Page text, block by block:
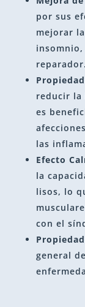
por sus
mejorar
reparador.
reducir la
es
las
Efecto
la
lisos, lo
con el
general